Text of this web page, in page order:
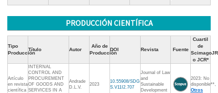
PRODUCCIÓN CIENTÍFICA
Tipo
Producción
Título Autor
Año de
Producción
DOI Revista Fuente
Cuartil
de
ScimagoJR
o JCR*
Artículo
en revista
científica
INTERNAL
CONTROL AND
PROCUREMENT
OF GOODS AND
SERVICES IN A
Andrade
D.L.V.
2023
10.55908/SDG
S.V11I2.707
Journal of Law
and
Sustainable
Development
2023: No
disponible**,
Otros